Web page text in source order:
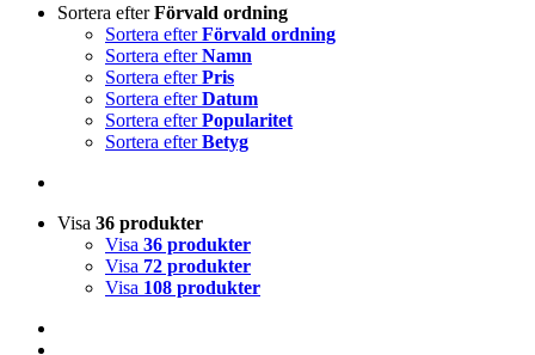
Sortera efterFörvald ordning
Sortera efterFörvald ordning
Sortera efterNamn
Sortera efterPris
Sortera efterDatum
Sortera efterPopularitet
Sortera efterBetyg
Visa 36 produkter
Visa 36 produkter
Visa 72 produkter
Visa 108 produkter